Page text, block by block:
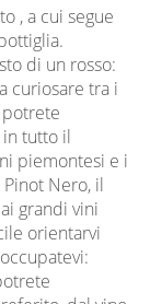
, a cui segue
di un rosso:
curiosare tra i
tutto il
piemontesi e i
Nero, il
grandi vini
orientarvi